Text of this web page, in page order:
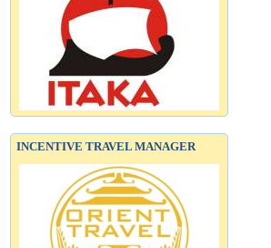
INCENTIVE TRAVEL MANAGER